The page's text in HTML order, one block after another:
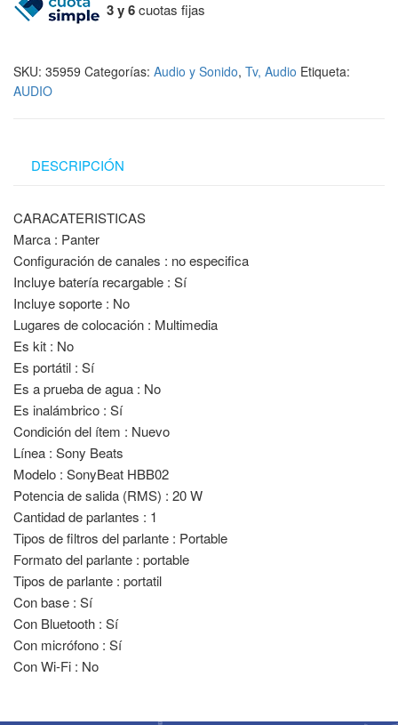
3 y 6cuotas fijas
SKU: 35959 Categorías: Audio y Sonido, Tv, Audio Etiqueta:
AUDIO
DESCRIPCIÓN
CARACATERISTICAS
Marca : Panter
Configuración de canales : no especifica
Incluye batería recargable : Sí
Incluye soporte : No
Lugares de colocación : Multimedia
Es kit : No
Es portátil : Sí
Es a prueba de agua : No
Es inalámbrico : Sí
Condición del ítem : Nuevo
Línea : Sony Beats
Modelo : SonyBeat HBB02
Potencia de salida (RMS) : 20 W
Cantidad de parlantes : 1
Tipos de filtros del parlante : Portable
Formato del parlante : portable
Tipos de parlante : portatil
Con base : Sí
Con Bluetooth : Sí
Con micrófono : Sí
Con Wi-Fi : No